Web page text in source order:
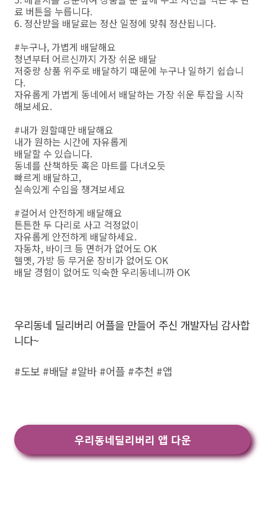
료 버튼을 누릅니다.
6. 정산받을 배달료는 정산 일정에 맞춰 정산됩니다.
#누구나, 가볍게 배달해요
청년부터 어르신까지 가장 쉬운 배달
저중량 상품 위주로 배달하기 때문에 누구나 일하기 쉽습니
다.
자유롭게 가볍게 동네에서 배달하는 가장 쉬운 투잡을 시작
해보세요.
#내가 원할때만 배달해요
내가 원하는 시간에 자유롭게
배달할 수 있습니다.
동네를 산책하듯 혹은 마트를 다녀오듯
빠르게 배달하고,
실속있게 수입을 챙겨보세요
#걸어서 안전하게 배달해요
튼튼한 두 다리로 사고 걱정없이
자유롭게 안전하게 배달하세요.
자동차, 바이크 등 면허가 없어도 OK
헬멧, 가방 등 무거운 장비가 없어도 OK
배달 경험이 없어도 익숙한 우리동네니까 OK
우리동네 딜리버리 어플을 만들어 주신 개발자님 감사합
니다~
#도보 #배달 #알바 #어플 #추천 #앱
우리동네딜리버리 앱 다운